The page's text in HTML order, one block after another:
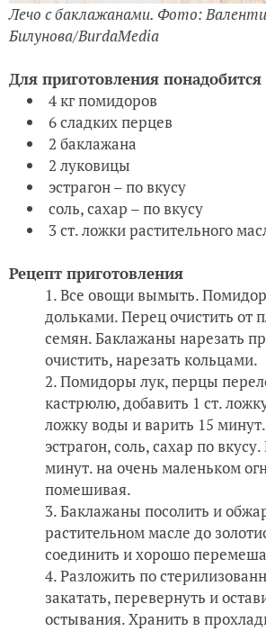
Лечо с баклажанами. Фото:
Билунова/BurdaMedia
Для приготовления понадобится
4 кг помидоров
6 сладких перцев
2 баклажана
2 луковицы
эстрагон – по вкусу
соль, сахар – по вкусу
3 ст. ложки растительного
Рецепт приготовления
Все овощи вымыть.
дольками. Перец очистить от
семян. Баклажаны нарезать
очистить, нарезать кольцами.
Помидоры лук, перцы
кастрюлю, добавить 1 ст.
ложку воды и варить 15
эстрагон, соль, сахар по
минут. на очень маленьком
помешивая.
Баклажаны посолить и
растительном масле до
соединить и хорошо
Разложить по
закатать, перевернуть и
остывания. Хранить в